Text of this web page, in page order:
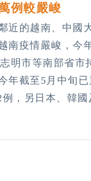
例較嚴峻
的越南、中國
南疫情嚴峻，今
明市等南部省市
年截至5月中旬
，另日本、韓